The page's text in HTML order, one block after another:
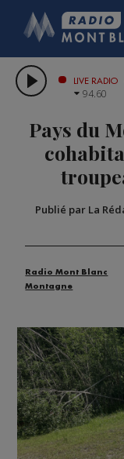
LES
GRAND
LIVE RADIO
94.60
Pays du
Publié par La
Radio Mont Blanc
Montagne